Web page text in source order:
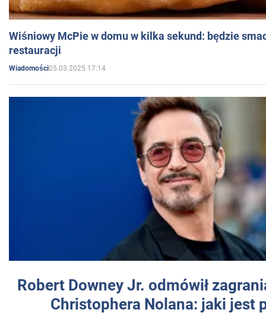
Wiśniowy McPie w domu w kilka sekund: będzie
restauracji
Wiadomości05.03.2025 17:14
Robert Downey Jr. odmówił
Christophera Nolana: jaki jest